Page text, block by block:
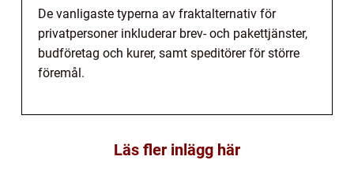
De vanligaste typerna av fraktalternativ för
privatpersoner inkluderar brev- och pakettjänster,
budföretag och kurer, samt speditörer för större
föremål.
Läs fler inlägg här